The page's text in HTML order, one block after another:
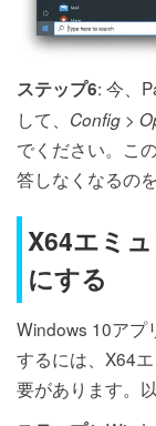
ステップ6: 今、
して、 Config >
でください。こ
答しなくなるの
X64エミ
にする
Windows 10アプ
するには、X64
要があります。